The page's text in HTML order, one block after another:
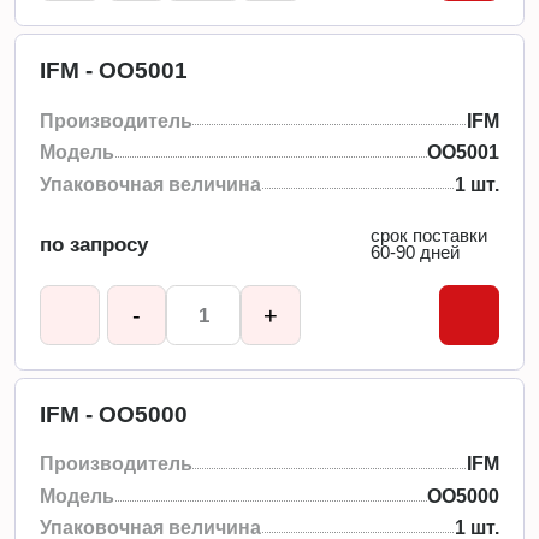
IFM - OO5001
Производитель
IFM
Модель
OO5001
Упаковочная величина
1 шт.
по запросу
срок поставки
60-90 дней
- +
IFM - OO5000
Производитель
IFM
Модель
OO5000
Упаковочная величина
1 шт.